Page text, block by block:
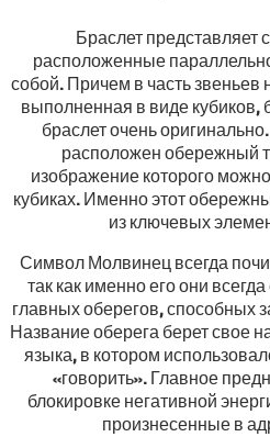
Браслет представляет
расположенные
собой. Причем в часть звеньев
выполненная в виде кубиков,
браслет очень
расположен обережный
изображение которого
кубиках. Именно этот
из ключевых
Символ Молвинец всегда
так как именно его они
главных оберегов, способных
Название оберега берет свое
языка, в котором
«говорить». Главное
блокировке негативной
произнесенные в